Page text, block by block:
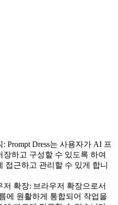
: Prompt Dress는 사용자가 AI 프
하고 구성할 수 있도록 하여
접근하고 관리할 수 있게 합니
저 확장: 브라우저 확장으로서
에 원활하게 통합되어 작업을